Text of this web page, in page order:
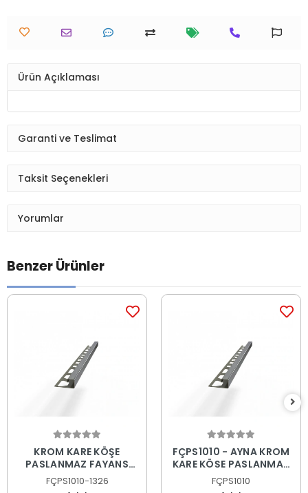
Ürün Açıklaması
Garanti ve Teslimat
Taksit Seçenekleri
Yorumlar
Benzer Ürünler
KROM KARE KÖŞE
PASLANMAZ FAYANS
PROFİLİ
FÇPS1010-1326
FÇPS1010 - AYNA KROM
KARE KÖŞE PASLANMAZ
FAYANS PROFİLİ
FÇPS1010